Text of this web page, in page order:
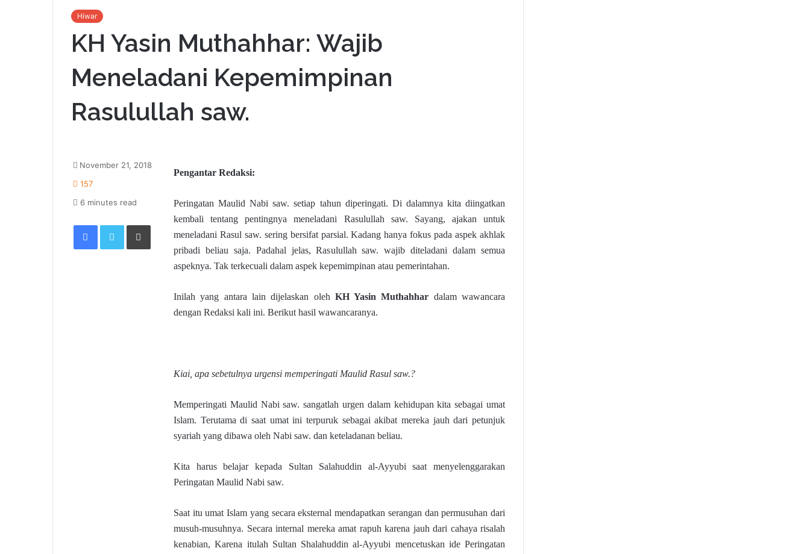
Hiwar
KH Yasin Muthahhar: Wajib
Meneladani Kepemimpinan
Rasulullah saw.
Pengantar Redaksi:
Peringatan Maulid Nabi saw. setiap tahun diperingati. Di dalamnya kita diingatkan
kembali tentang pentingnya meneladani Rasulullah saw. Sayang, ajakan untuk
meneladani Rasul saw. sering bersifat parsial. Kadang hanya fokus pada aspek akhlak
pribadi beliau saja. Padahal jelas, Rasulullah saw. wajib diteladani dalam semua
aspeknya. Tak terkecuali dalam aspek kepemimpinan atau pemerintahan.
Inilah yang antara lain dijelaskan oleh KH Yasin Muthahhar dalam wawancara
dengan Redaksi kali ini. Berikut hasil wawancaranya.
Kiai, apa sebetulnya urgensi memperingati Maulid Rasul saw.?
Memperingati Maulid Nabi saw. sangatlah urgen dalam kehidupan kita sebagai umat
Islam. Terutama di saat umat ini terpuruk sebagai akibat mereka jauh dari petunjuk
syariah yang dibawa oleh Nabi saw. dan keteladanan beliau.
Kita harus belajar kepada Sultan Salahuddin al-Ayyubi saat menyelenggarakan
Peringatan Maulid Nabi saw.
Saat itu umat Islam yang secara eksternal mendapatkan serangan dan permusuhan dari
musuh-musuhnya. Secara internal mereka amat rapuh karena jauh dari cahaya risalah
kenabian, Karena itulah Sultan Shalahuddin al-Ayyubi mencetuskan ide Peringatan
November 21, 2018
157
6 minutes read
Facebook Twitter Print